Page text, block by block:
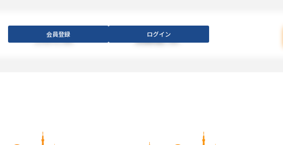
【フロア】XXX 【利用料金】
会員登録 ログイン